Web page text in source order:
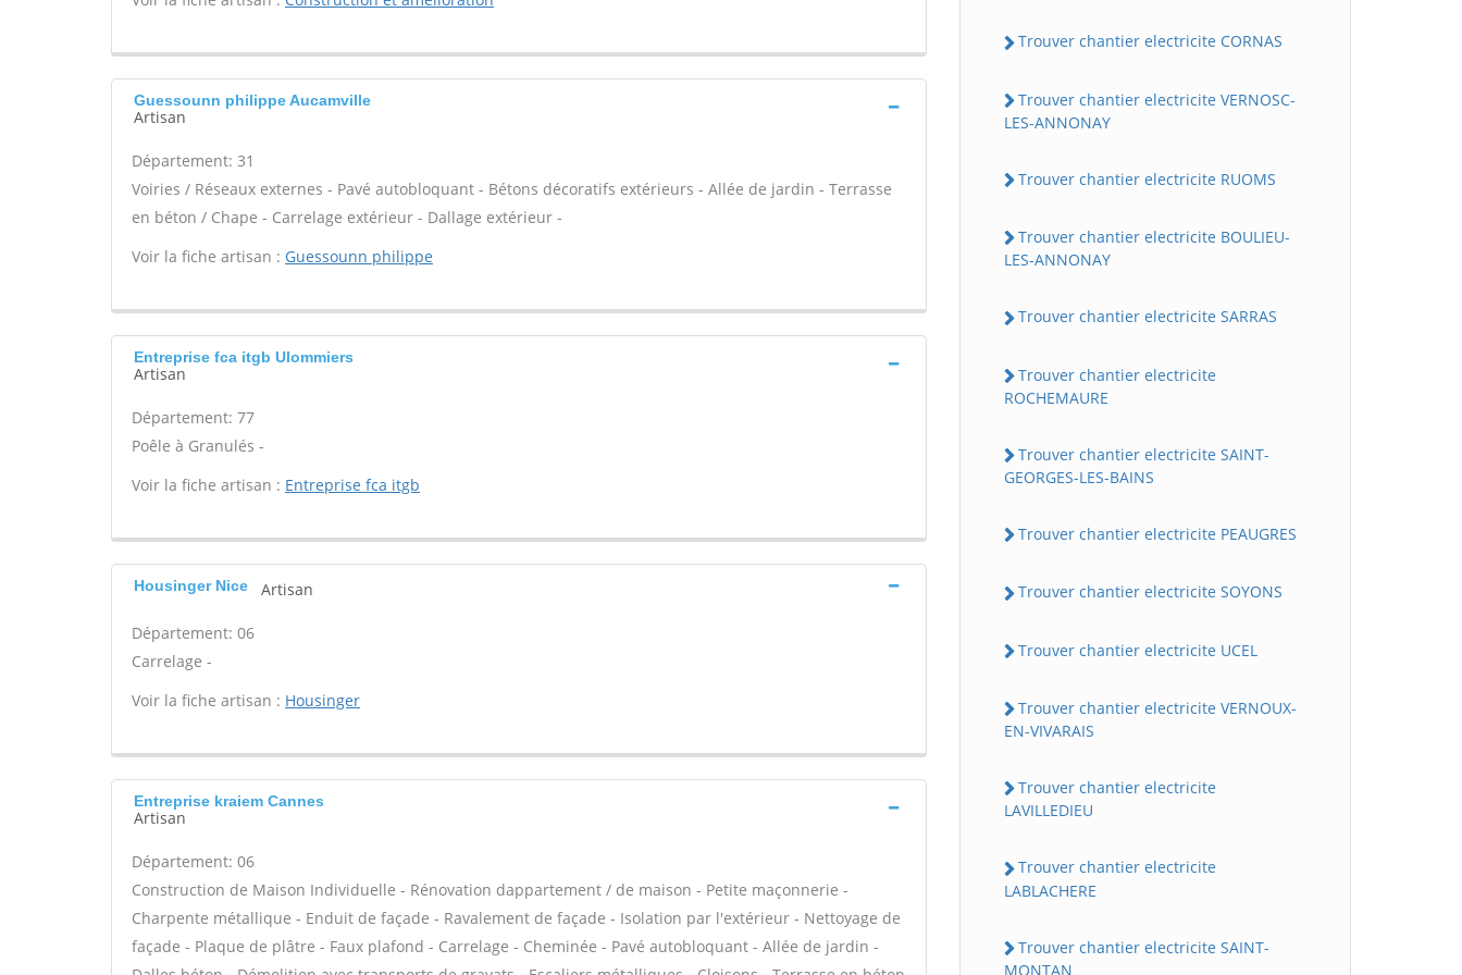
Guessounn philippe Aucamville
Artisan
Département: 31
Voiries / Réseaux externes - Pavé autobloquant - Bétons décoratifs extérieurs - Allée de jardin - Terrasse
en béton / Chape - Carrelage extérieur - Dallage extérieur -
Voir la fiche artisan : Guessounn philippe
Entreprise fca itgb Ulommiers
Artisan
Département: 77
Poêle à Granulés -
Voir la fiche artisan : Entreprise fca itgb
Housinger Nice Artisan
Département: 06
Carrelage -
Voir la fiche artisan : Housinger
Entreprise kraiem Cannes
Artisan
Département: 06
Construction de Maison Individuelle - Rénovation dappartement / de maison - Petite maçonnerie -
Charpente métallique - Enduit de façade - Ravalement de façade - Isolation par l'extérieur - Nettoyage de
façade - Plaque de plâtre - Faux plafond - Carrelage - Cheminée - Pavé autobloquant - Allée de jardin -
Trouver chantier electricite CORNAS
Trouver chantier electricite VERNOSC-
LES-ANNONAY
Trouver chantier electricite RUOMS
Trouver chantier electricite BOULIEU-
LES-ANNONAY
Trouver chantier electricite SARRAS
Trouver chantier electricite
ROCHEMAURE
Trouver chantier electricite SAINT-
GEORGES-LES-BAINS
Trouver chantier electricite PEAUGRES
Trouver chantier electricite SOYONS
Trouver chantier electricite UCEL
Trouver chantier electricite VERNOUX-
EN-VIVARAIS
Trouver chantier electricite
LAVILLEDIEU
Trouver chantier electricite
LABLACHERE
Trouver chantier electricite SAINT-
MONTAN